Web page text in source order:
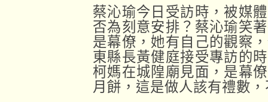
蔡沁瑜今日受訪時，被媒
否為刻意安排？蔡沁瑜笑
是幕僚，她有自己的觀察
東縣長黃健庭接受專訪的
柯媽在城隍廟見面，是幕
月餅，這是做人該有禮數